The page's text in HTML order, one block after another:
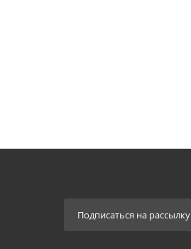
Подписаться на рассылку